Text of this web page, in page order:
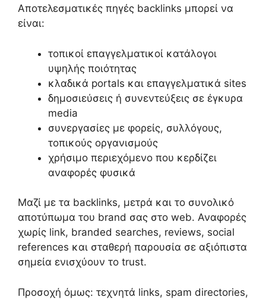
Αποτελεσματικές πηγές backlinks μπορεί να
είναι:
τοπικοί επαγγελματικοί κατάλογοι
υψηλής ποιότητας
κλαδικά portals και επαγγελματικά sites
δημοσιεύσεις ή συνεντεύξεις σε έγκυρα
media
συνεργασίες με φορείς, συλλόγους,
τοπικούς οργανισμούς
χρήσιμο περιεχόμενο που κερδίζει
αναφορές φυσικά
Μαζί με τα backlinks, μετρά και το συνολικό
αποτύπωμα του brand σας στο web. Αναφορές
χωρίς link, branded searches, reviews, social
references και σταθερή παρουσία σε αξιόπιστα
σημεία ενισχύουν το trust.
Προσοχή όμως: τεχνητά links, spam directories,